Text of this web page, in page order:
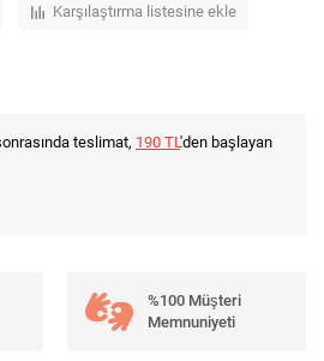
Karşılaştırma listesine ekle
teslimat, 190 TL'den başlayan
%100 Müşteri
Memnuniyeti